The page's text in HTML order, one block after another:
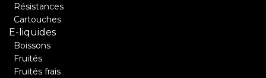
Résistances
Cartouches
E-liquides
Boissons
Fruités
Fruités frais